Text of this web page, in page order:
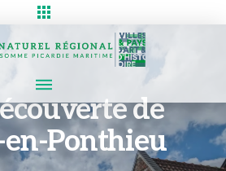
de
en-Ponthieu